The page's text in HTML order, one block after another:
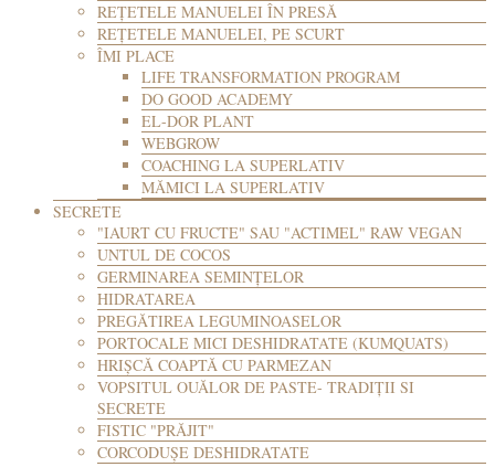
REȚETELE MANUELEI ÎN PRESĂ
REȚETELE MANUELEI, PE SCURT
ÎMI PLACE
LIFE TRANSFORMATION PROGRAM
DO GOOD ACADEMY
EL-DOR PLANT
WEBGROW
COACHING LA SUPERLATIV
MĂMICI LA SUPERLATIV
SECRETE
"IAURT CU FRUCTE" SAU "ACTIMEL" RAW VEGAN
UNTUL DE COCOS
GERMINAREA SEMINȚELOR
HIDRATAREA
PREGĂTIREA LEGUMINOASELOR
PORTOCALE MICI DESHIDRATATE (KUMQUATS)
HRIȘCĂ COAPTĂ CU PARMEZAN
VOPSITUL OUĂLOR DE PASTE- TRADIȚII SI
SECRETE
FISTIC "PRĂJIT"
CORCODUȘE DESHIDRATATE